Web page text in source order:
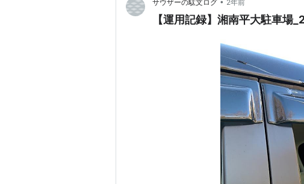
サウザーの駄文ログ 2年前
【運用記録】湘南平大駐車場